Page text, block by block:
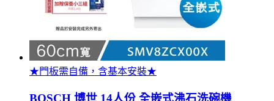
★門板需自備，含基本安裝★